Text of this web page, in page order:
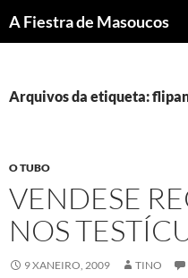
aoA Fiestra de Masoucos
Arquivos da etiqueta:
O TUBO
VENDESE
NOS
9 XANEIRO, 2009 TINO